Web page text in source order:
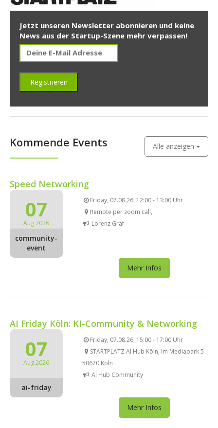
Jetzt unseren Newsletter abonnieren und keine
News aus der Startup-Szene mehr verpassen!
Kommende Events Alle anzeigen
Speed Networking
07
Aug 2026
community-
event
Friday, 07.08.26, 12:00 - 13:00 Uhr
Remote per zoom call,
Lorenz Gräf
Mehr Infos
AI Friday Köln: KI-Community & Networking
07
Aug 2026
ai-friday
Friday, 07.08.26, 15:00 - 17:00 Uhr
STARTPLATZ AI Hub Köln, Im Mediapark 5
50670 Köln
AI Hub Community
Mehr Infos